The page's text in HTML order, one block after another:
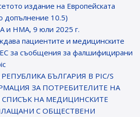
издание на Европейската
допълнение 10.5)
и НМА, 9 юли 2025 г.
пациентите и медицинските
ЕС за съобщения за фалшифицирани
БЪЛГАРИЯ В PIC/S
ЗА ПОТРЕБИТЕЛИТЕ НА
СПИСЪК НА МЕДИЦИНСКИТЕ
С ОБЩЕСТВЕНИ